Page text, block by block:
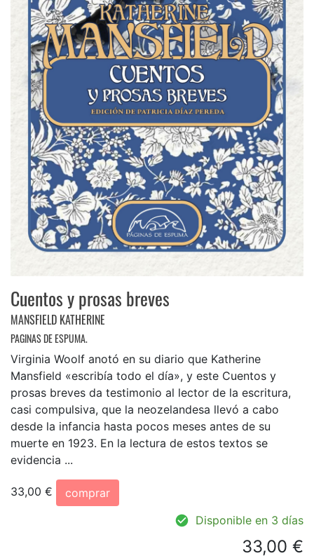
Cuentos y prosas breves
MANSFIELD KATHERINE
PAGINAS DE ESPUMA.
Virginia Woolf anotó en su diario que Katherine
Mansfield «escribía todo el día», y este Cuentos y
prosas breves da testimonio al lector de la escritura,
casi compulsiva, que la neozelandesa llevó a cabo
desde la infancia hasta pocos meses antes de su
muerte en 1923. En la lectura de estos textos se
evidencia ...
33,00 €
comprar
Disponible en 3 días
33,00 €